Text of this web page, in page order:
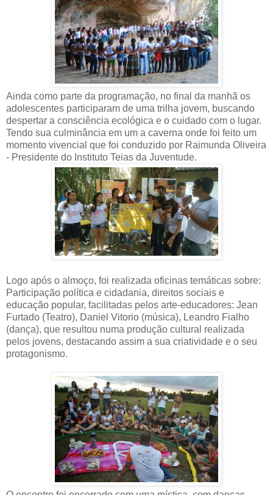
Ainda como parte da programação, no final da manhã os
adolescentes participaram de uma trilha jovem, buscando
despertar a consciência ecológica e o cuidado com o lugar.
Tendo sua culminância em um a caverna onde foi feito um
momento vivencial que foi conduzido por Raimunda Oliveira
- Presidente do Instituto Teias da Juventude.
Logo após o almoço, foi realizada oficinas temáticas sobre:
Participação política e cidadania, direitos sociais e
educação popular, facilitadas pelos arte-educadores: Jean
Furtado (Teatro), Daniel Vitorio (música), Leandro Fialho
(dança), que resultou numa produção cultural realizada
pelos jovens, destacando assim a sua criatividade e o seu
protagonismo.